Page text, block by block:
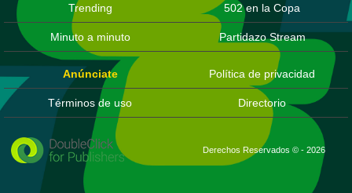
Trending 502 en la Copa
Minuto a minuto Partidazo Stream
Anúnciate Política de privacidad
Términos de uso Directorio
Derechos Reservados © - 2026